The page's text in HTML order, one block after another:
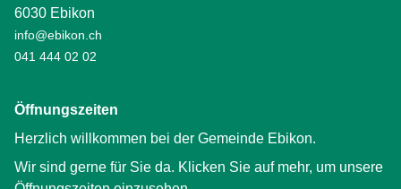
6030 Ebikon
info@ebikon.ch
041 444 02 02
Öffnungszeiten
Herzlich willkommen bei der Gemeinde Ebikon.
Wir sind gerne für Sie da. Klicken Sie auf mehr, um unsere